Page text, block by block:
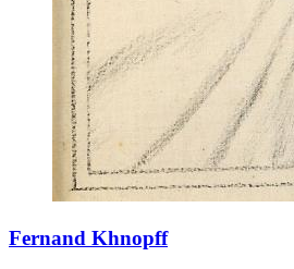
Fernand Khnopff